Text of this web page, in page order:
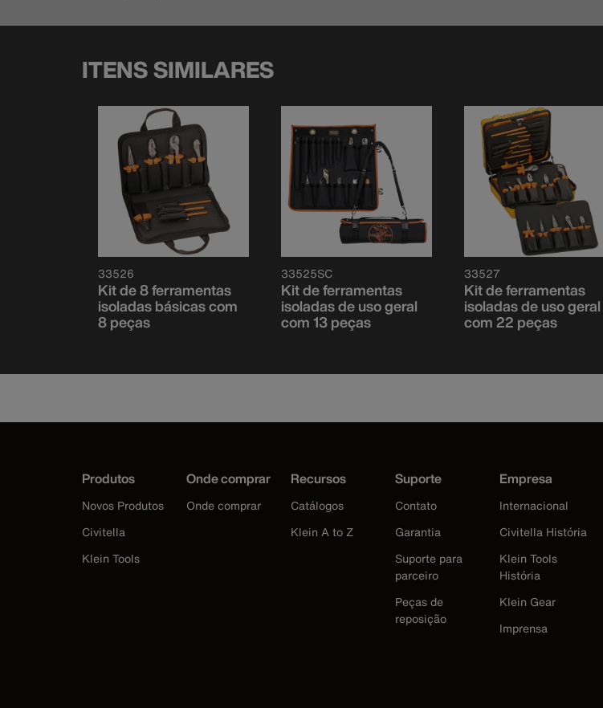
ITENS SIMILARES
33526
Kit de 8 ferramentas
isoladas básicas com
8 peças
33525SC
Kit de ferramentas
isoladas de uso geral
com 13 peças
33527
Kit de ferramentas
isoladas de uso geral
com 22 peças
Produtos
Novos Produtos
Civitella
Klein Tools
Onde comprar
Onde comprar
Recursos
Catálogos
Klein A to Z
Suporte
Contato
Garantia
Suporte para
parceiro
Peças de
reposição
Empresa
Internacional
Civitella História
Klein Tools
História
Klein Gear
Imprensa